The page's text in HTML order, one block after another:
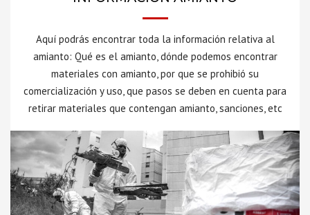
Aquí podrás encontrar toda la información relativa al
amianto: Qué es el amianto, dónde podemos encontrar
materiales con amianto, por que se prohibió su
comercialización y uso, que pasos se deben en cuenta para
retirar materiales que contengan amianto, sanciones, etc